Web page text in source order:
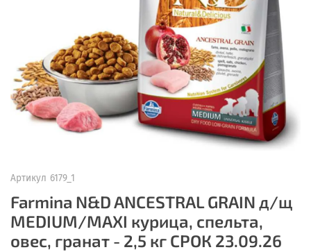
Артикул 6179_1
Farmina N&D ANCESTRAL GRAIN д/щ
MEDIUM/MAXI курица, спельта,
овес, гранат - 2,5 кг СРОК 23.09.26